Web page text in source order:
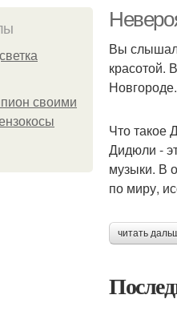
своими
Вы
красотой.
Новгороде.
Что такое
Дидюли -
музыки. В
по миру,
читать